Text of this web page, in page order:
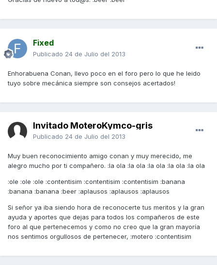
Fixed
Publicado 24 de Julio del 2013
Enhorabuena Conan, llevo poco en el foro pero lo que he leido
tuyo sobre mecánica siempre son consejos acertados!
Invitado MoteroKymco-gris
Publicado 24 de Julio del 2013
Muy buen reconocimiento amigo conan y muy merecido, me
alegro mucho por ti compañero. :la ola :la ola :la ola :la ola :la ola
:ole :ole :ole :contentisim :contentisim :contentisim :banana
:banana :banana :beer :aplausos :aplausos :aplausos
Si señor ya iba siendo hora de reconocerte tus meritos y la gran
ayuda y aportes que dejas para todos los compañeros de este
foro al que pertenecemos y como no creo que la gran mayoría
nos sentimos orgullosos de pertenecer, :motero :contentisim